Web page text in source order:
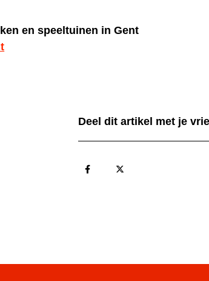
en speeltuinen in Gent
Deel dit artikel met je